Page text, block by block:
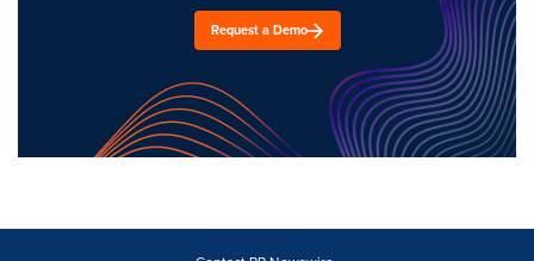
Request a Demo